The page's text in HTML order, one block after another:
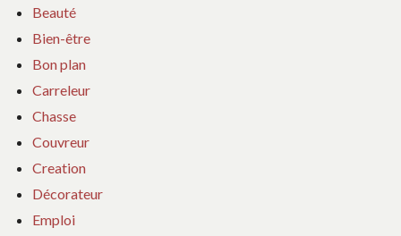
Beauté
Bien-être
Bon plan
Carreleur
Chasse
Couvreur
Creation
Décorateur
Emploi